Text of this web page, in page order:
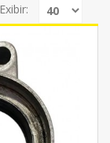
Exibir: